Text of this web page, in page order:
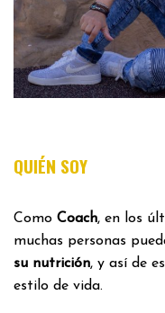
QUIÉN SOY
Como Coach, en los
muchas personas
su nutrición, y así de
estilo de vida.